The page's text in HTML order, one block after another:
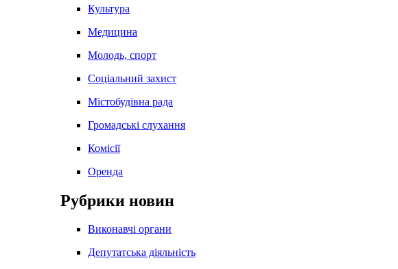
Культура
Медицина
Молодь, спорт
Соціальний захист
Містобудівна рада
Громадські слухання
Комісії
Оренда
Рубрики новин
Виконавчі органи
Депутатська діяльність